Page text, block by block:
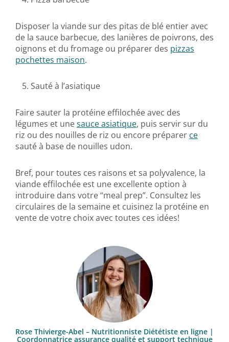
Disposer la viande sur des pitas de blé entier avec
de la sauce barbecue, des lanières de poivrons, des
oignons et du fromage ou préparer des pizzas
pochettes maison.
Sauté à l’asiatique
Faire sauter la protéine effilochée avec des
légumes et unesauce asiatique, puis servir sur du
riz ou des nouilles de riz ou encore préparer ce
sauté à base de nouilles udon.
Bref, pour toutes ces raisons et sa polyvalence, la
viande effilochée est une excellente option à
introduire dans votre “meal prep”. Consultez les
circulaires de la semaine et cuisinez la protéine en
vente de votre choix avec toutes ces idées!
Rose Thivierge-Abel – Nutritionniste Diététiste en ligne |
Coordonnatrice assurance qualité et support technique